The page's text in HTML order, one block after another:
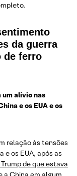
da guerra
de ferro
um alívio nas
e os EUA e os
relação às tensões
e os EUA, após as
de que estava